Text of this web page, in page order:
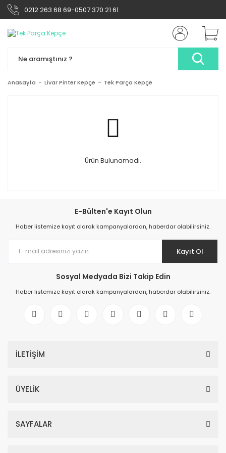
0212 263 68 69-0507 370 21 61
Anasayfa Livar Pinter Kepçe Tek Parça Kepçe
Ürün Bulunamadı.
E-Bülten'e Kayıt Olun
Haber listemize kayıt olarak kampanyalardan, haberdar olabilirsiniz.
Kayıt Ol
Sosyal Medyada Bizi Takip Edin
Haber listemize kayıt olarak kampanyalardan, haberdar olabilirsiniz.
İLETİŞİM
ÜYELİK
SAYFALAR